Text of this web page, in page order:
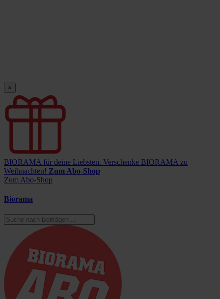
×
BIORAMA für deine Liebsten. Verschenke BIORAMA zu
Weihnachten! Zum Abo-Shop
Zum Abo-Shop
Biorama